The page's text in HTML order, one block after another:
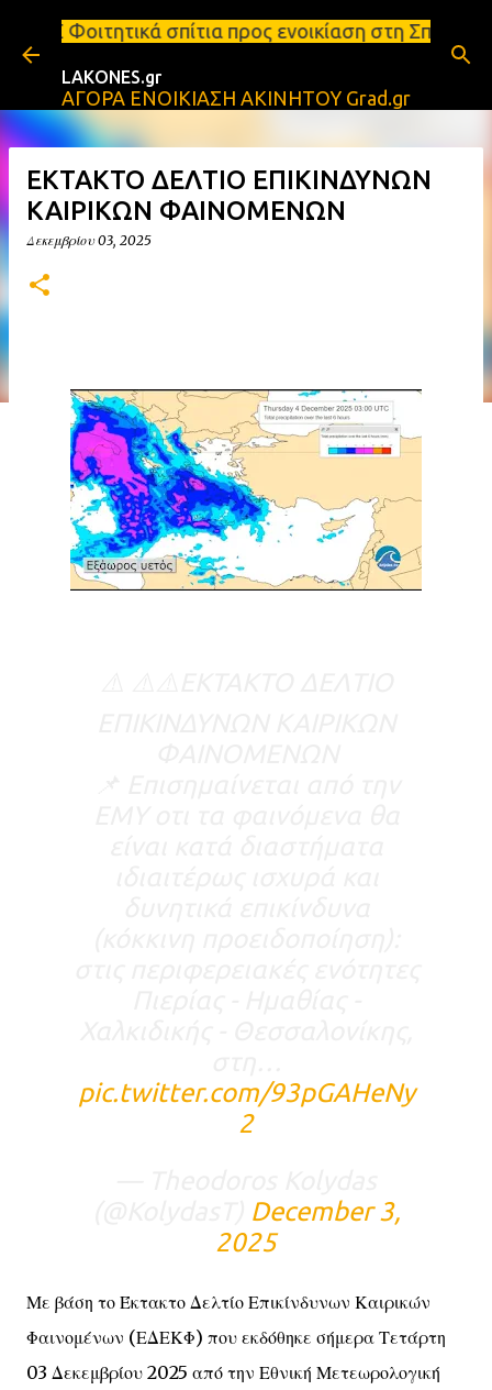
Μετάβαση στο κύριο περιεχόμενο
σπίτια προς ενοικίαση στη Σπάρτη
LAKONES.gr
ΑΓΟΡΑ ΕΝΟΙΚΙΑΣΗ ΑΚΙΝΗΤΟΥ Grad.gr
ΕΚΤΑΚΤΟ ΔΕΛΤΙΟ ΕΠΙΚΙΝΔΥΝΩΝ
ΚΑΙΡΙΚΩΝ ΦΑΙΝΟΜΕΝΩΝ
Δεκεμβρίου 03, 2025
pic.twitter.com/93pGAHeNy
2
December 3,
2025
Με βάση το Έκτακτο Δελτίο Επικίνδυνων Καιρικών
Φαινομένων (ΕΔΕΚΦ) που εκδόθηκε σήμερα Τετάρτη
03 Δεκεμβρίου 2025 από την Εθνική Μετεωρολογική